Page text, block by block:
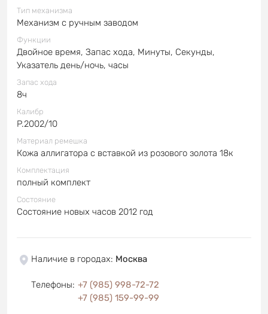
Тип механизма
Механизм с ручным заводом
Функции
Двойное время, Запас хода, Минуты, Секунды,
Указатель день/ночь, часы
Запас хода
8ч
Калибр
P.2002/10
Материал ремешка
Кожа аллигатора с вставкой из розового золота 18к
Комплектация
полный комплект
Состояние
Состояние новых часов 2012 год
Наличие в городах: Москва
Телефоны: +7 (985) 998-72-72
+7 (985) 159-99-99